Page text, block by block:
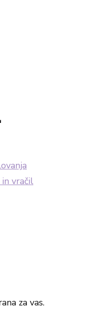
vračil
za vas.